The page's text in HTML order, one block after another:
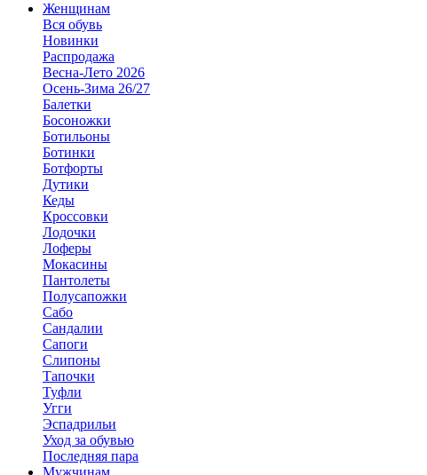
Женщинам
Вся обувь
Новинки
Распродажа
Весна-Лето 2026
Осень-Зима 26/27
Балетки
Босоножки
Ботильоны
Ботинки
Ботфорты
Дутики
Кеды
Кроссовки
Лодочки
Лоферы
Мокасины
Пантолеты
Полусапожки
Сабо
Сандалии
Сапоги
Слипоны
Тапочки
Туфли
Угги
Эспадрильи
Уход за обувью
Последняя пара
Мужчинам